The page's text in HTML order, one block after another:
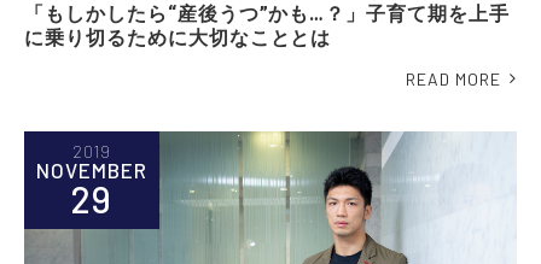
「もしかしたら“産後うつ”かも…？」子育て期を上手
に乗り切るために大切なこととは
READ MORE
2019
NOVEMBER
29